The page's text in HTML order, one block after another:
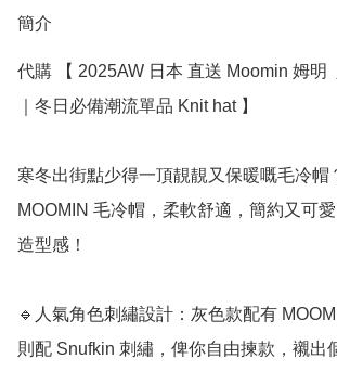
簡介
代購 【 2025AW 日本 直送 Moomin 姆明
｜冬日必備潮流單品 Knit hat 】
寒冬出街點少得一頂靚靚又保暖嘅毛冷帽
MOOMIN 毛冷帽，柔軟舒適，簡約又可
造型感！
🔹人氣角色刺繡設計：灰色款配有
則配 Snufkin 刺繡，俾你自由揀款，襯出